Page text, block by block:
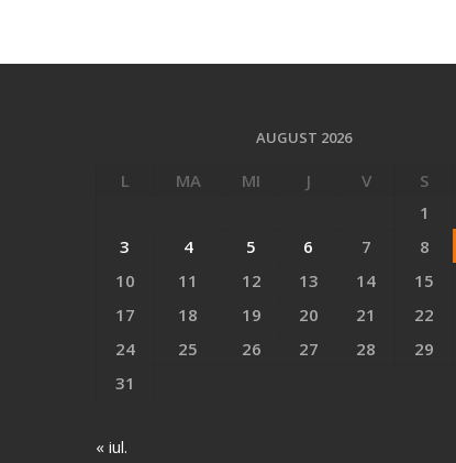
AUGUST 2026
L MA MI J V S
1
3
4 5 6 7 8
10
11 12 13 14 15
17
18 19 20 21 22
24
25 26 27 28 29
31
« iul.